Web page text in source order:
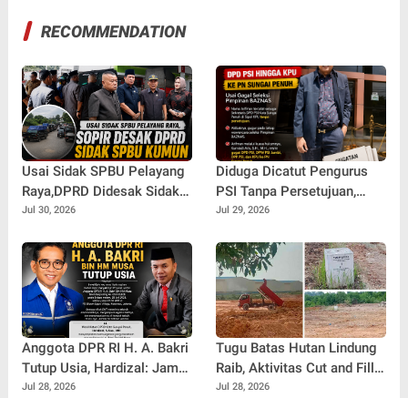
RECOMMENDATION
Usai Sidak SPBU Pelayang
Raya,DPRD Didesak Sidak
SPBU Kumun Diduga Rawan
Subsidi
Jul 30, 2026
Diduga Dicatut Pengurus
PSI Tanpa Persetujuan,
Arifman Resmi Gugat DPD
Jul 29, 2026
Anggota DPR RI H. A. Bakri
Tutup Usia, Hardizal: Jambi
Kehilangan Salah Satu
Jul 28, 2026
Tugu Batas Hutan Lindung
Raib, Aktivitas Cut and Fill
di Sei Pelunggut Diduga
Jul 28, 2026